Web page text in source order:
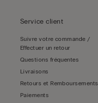
Service client
Suivre votre commande /
Effectuer un retour
Questions fréquentes
Livraisons
Retours et Remboursements
Paiements